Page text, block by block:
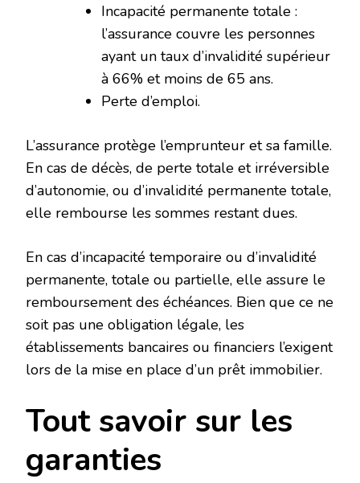
Incapacité permanente totale :
l’assurance couvre les personnes
ayant un taux d’invalidité supérieur
à 66% et moins de 65 ans.
Perte d’emploi.
L’assurance protège l’emprunteur et sa famille.
En cas de décès, de perte totale et irréversible
d’autonomie, ou d’invalidité permanente totale,
elle rembourse les sommes restant dues.
En cas d’incapacité temporaire ou d’invalidité
permanente, totale ou partielle, elle assure le
remboursement des échéances. Bien que ce ne
soit pas une obligation légale, les
établissements bancaires ou financiers l’exigent
lors de la mise en place d’un prêt immobilier.
Tout savoir sur les
garanties